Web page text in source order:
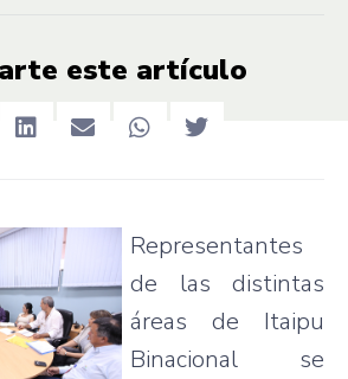
este artículo
Representantes
de las
distintas
áreas de Itaipu
Binacional se